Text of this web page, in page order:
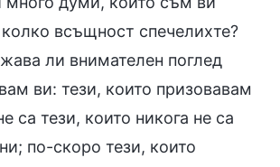
всъщност спечелихте?
ли внимателен поглед
ви: тези, които призовавам
са тези, които никога не са
по-скоро тези, които